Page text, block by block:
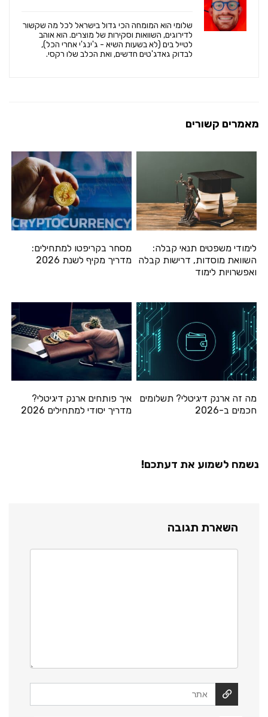
שלומי הוא המומחה הכי גדול בישראל לכל מה שקשור
לדירוגים, השוואות וסקירות של מוצרים. הוא אוהב
לטייל בים (לא בשעות השיא - ג'ינג'י אחרי הכל),
לבדוק גאדג'טים חדשים, ואת הכלב שלו רקסי.
מאמרים קשורים
לימודי משפטים תנאי קבלה:
השוואת מוסדות, דרישות קבלה
ואפשרויות לימוד
מסחר בקריפטו למתחילים:
מדריך מקיף לשנת 2026
מה זה ארנק דיגיטלי? תשלומים
חכמים ב-2026
איך פותחים ארנק דיגיטלי?
מדריך יסודי למתחילים 2026
נשמח לשמוע את דעתכם!
השארת תגובה